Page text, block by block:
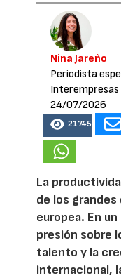
Nina Jareño
Periodista
Interempresas
24/07/2026
21745
La
de los
europea. En
presión sobre
talento y la
internacional,